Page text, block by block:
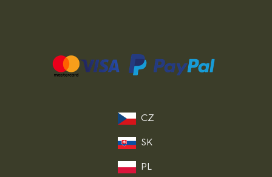
CZ
SK
PL